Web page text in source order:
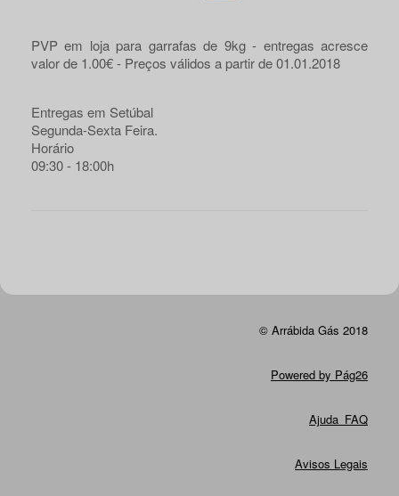
PVP em loja para garrafas de 9kg - entregas acresce
valor de 1.00€ - Preços válidos a partir de 01.01.2018
Entregas em Setúbal
Segunda-Sexta Feira.
Horário
09:30 - 18:00h
© Arrábida Gás 2018
Powered by Pág26
Ajuda_FAQ
Avisos Legais